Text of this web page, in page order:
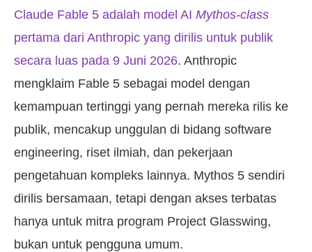
Claude Fable 5 adalah model AI Mythos-class
pertama dari Anthropic yang dirilis untuk publik
secara luas pada 9 Juni 2026. Anthropic
mengklaim Fable 5 sebagai model dengan
kemampuan tertinggi yang pernah mereka rilis ke
publik, mencakup unggulan di bidang software
engineering, riset ilmiah, dan pekerjaan
pengetahuan kompleks lainnya. Mythos 5 sendiri
dirilis bersamaan, tetapi dengan akses terbatas
hanya untuk mitra program Project Glasswing,
bukan untuk pengguna umum.